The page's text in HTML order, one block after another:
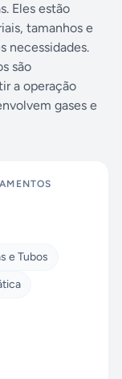
Eles estão
tamanhos e
necessidades.
são
a operação
gases e
e Tubos